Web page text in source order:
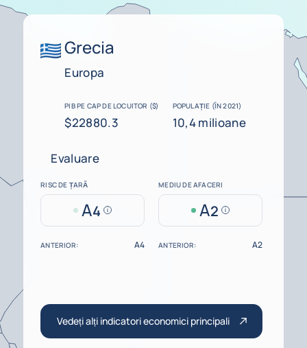
Grecia
Europa
PIB PE CAP DE LOCUITOR ($)
$22880.3
POPULAȚIE (ÎN 2021)
10,4 milioane
Evaluare
RISC DE ȚARĂ
A4 Help
MEDIU DE AFACERI
A2 Help
ANTERIOR: A4 ANTERIOR: A2
Vedeți alți indicatori economici principali